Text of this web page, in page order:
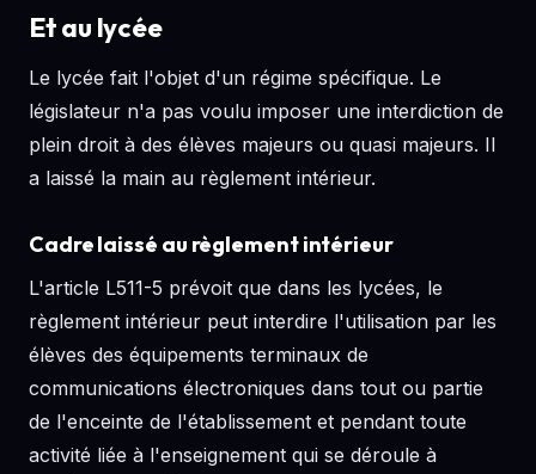
Et au lycée
Le lycée fait l'objet d'un régime spécifique. Le
législateur n'a pas voulu imposer une interdiction de
plein droit à des élèves majeurs ou quasi majeurs. Il
a laissé la main au règlement intérieur.
Cadre laissé au règlement intérieur
L'article L511-5 prévoit que dans les lycées, le
règlement intérieur peut interdire l'utilisation par les
élèves des équipements terminaux de
communications électroniques dans tout ou partie
de l'enceinte de l'établissement et pendant toute
activité liée à l'enseignement qui se déroule à